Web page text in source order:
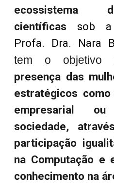
ecossistema
científicas sob a
Profa. Dra. Nara
tem o objetivo
presença das
estratégicos
empresarial
sociedade,
participação
na Computação e
conhecimento na